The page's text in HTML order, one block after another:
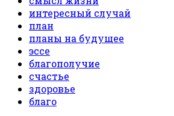
интересный случай
план
планы на будущее
эссе
благополучие
счастье
здоровье
благо